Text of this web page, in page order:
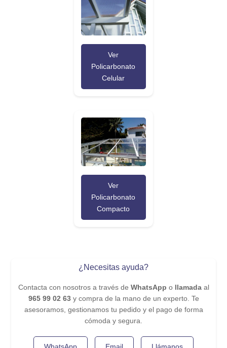
Ver
Policarbonato
Celular
Ver
Policarbonato
Compacto
¿Necesitas ayuda?
Contacta con nosotros a través de WhatsApp o llamadaal
965 99 02 63y compra de la mano de un experto. Te
asesoramos, gestionamos tu pedido y el pago de forma
cómoda y segura.